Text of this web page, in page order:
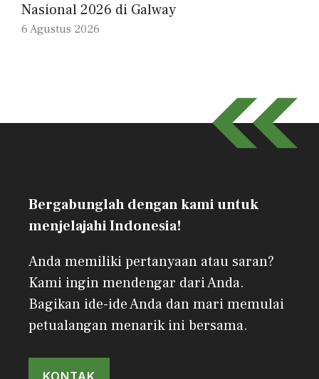
Nasional 2026 di Galway
6 Agustus 2026
Bergabunglah dengan kami untuk
menjelajahi Indonesia!
Anda memiliki pertanyaan atau saran?
Kami ingin mendengar dari Anda.
Bagikan ide-ide Anda dan mari memulai
petualangan menarik ini bersama.